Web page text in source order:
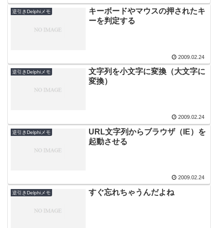
逆引きDelphiメモ
キーボードやマウスの押されたキ
ーを判定する
2009.02.24
逆引きDelphiメモ
文字列を小文字に変換（大文字に
変換）
2009.02.24
逆引きDelphiメモ
URL文字列からブラウザ（IE）を
起動させる
2009.02.24
逆引きDelphiメモ すぐ忘れちゃうんだよね